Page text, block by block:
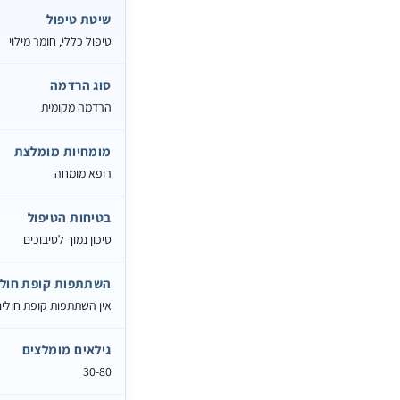
שיטת טיפול
טיפול כללי, חומר מילוי
סוג הרדמה
הרדמה מקומית
מומחיות מומלצת
רופא מומחה
בטיחות הטיפול
סיכון נמוך לסיבוכים
השתתפות קופת
אין השתתפות קופת
גילאים מומלצים
30-80